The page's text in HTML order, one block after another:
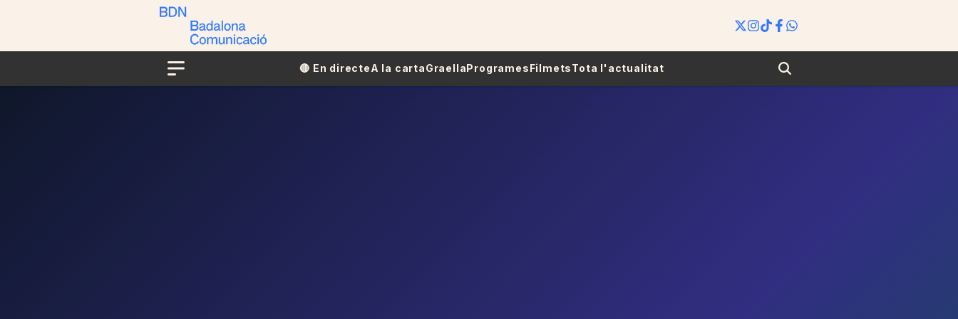
Menu
🔴​​ En directeA la cartaGraellaProgramesFilmetsTota l'actualitat Search